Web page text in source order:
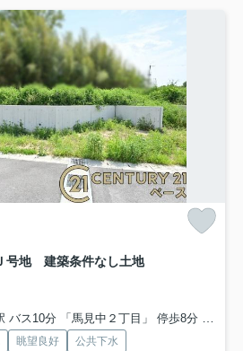
号地 建築条件なし土地
バス10分 「馬見中２丁目」 停歩8分
近鉄
眺望良好 公共下水